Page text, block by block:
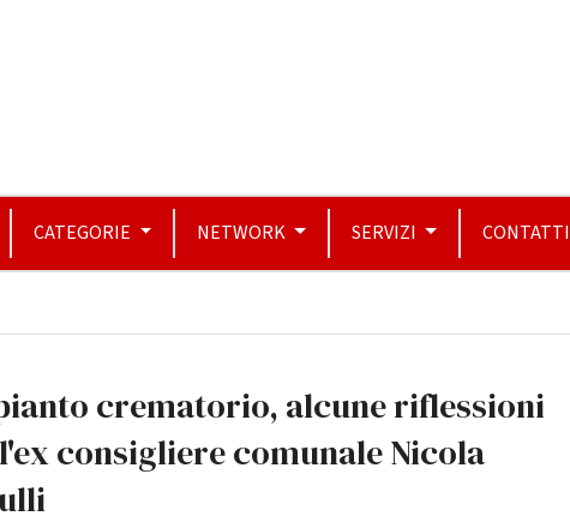
CATEGORIE NETWORK SERVIZI CONTATTI
crematorio, alcune riflessioni
consigliere comunale Nicola